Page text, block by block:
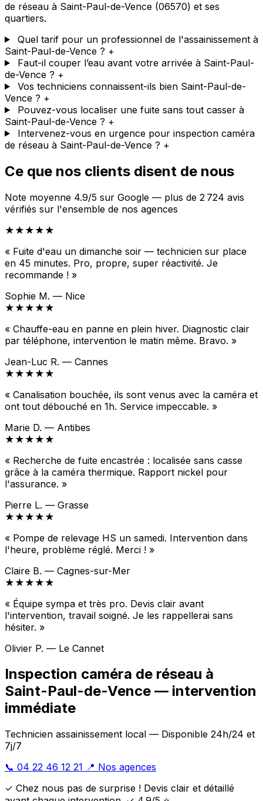
de réseau à Saint-Paul-de-Vence (06570) et ses
quartiers.
Quel tarif pour un professionnel de l'assainissement à
Saint-Paul-de-Vence ? +
Faut-il couper l’eau avant votre arrivée à Saint-Paul-
de-Vence ? +
Vos techniciens connaissent-ils bien Saint-Paul-de-
Vence ? +
Pouvez-vous localiser une fuite sans tout casser à
Saint-Paul-de-Vence ? +
Intervenez-vous en urgence pour inspection caméra
de réseau à Saint-Paul-de-Vence ? +
Ce que nos clients disent de nous
Note moyenne 4.9/5 sur Google — plus de 2 724 avis
vérifiés sur l'ensemble de nos agences
★★★★★
« Fuite d'eau un dimanche soir — technicien sur place
en 45 minutes. Pro, propre, super réactivité. Je
recommande ! »
Sophie M. — Nice
★★★★★
« Chauffe-eau en panne en plein hiver. Diagnostic clair
par téléphone, intervention le matin même. Bravo. »
Jean-Luc R. — Cannes
★★★★★
« Canalisation bouchée, ils sont venus avec la caméra et
ont tout débouché en 1h. Service impeccable. »
Marie D. — Antibes
★★★★★
« Recherche de fuite encastrée : localisée sans casse
grâce à la caméra thermique. Rapport nickel pour
l'assurance. »
Pierre L. — Grasse
★★★★★
« Pompe de relevage HS un samedi. Intervention dans
l'heure, problème réglé. Merci ! »
Claire B. — Cagnes-sur-Mer
★★★★★
« Équipe sympa et très pro. Devis clair avant
l'intervention, travail soigné. Je les rappellerai sans
hésiter. »
Olivier P. — Le Cannet
Inspection caméra de réseau à
Saint-Paul-de-Vence — intervention
immédiate
Technicien assainissement local — Disponible 24h/24 et
7j/7
📞 04 22 46 12 21 📍 Nos agences
✓ Chez nous pas de surprise ! Devis clair et détaillé